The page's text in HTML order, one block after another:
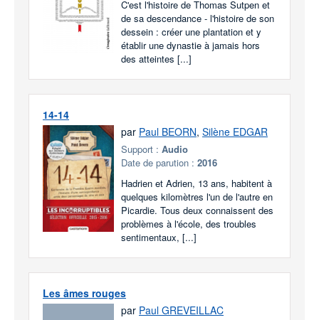
C'est l'histoire de Thomas Sutpen et
de sa descendance - l'histoire de son
dessein : créer une plantation et y
établir une dynastie à jamais hors
des atteintes [...]
14-14
par Paul BEORN, Silène EDGAR
Support : Audio
Date de parution : 2016
Hadrien et Adrien, 13 ans, habitent à
quelques kilomètres l'un de l'autre en
Picardie. Tous deux connaissent des
problèmes à l'école, des troubles
sentimentaux, [...]
Les âmes rouges
par Paul GREVEILLAC